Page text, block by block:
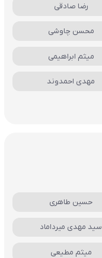
رضا صادقی
محسن چاوشی
میثم ابراهیمی
مهدی احمدوند
حسین طاهری
سید مهدی میرداماد
میثم مطیعی